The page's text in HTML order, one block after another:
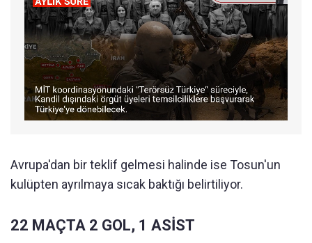
Avrupa'dan bir teklif gelmesi halinde ise Tosun'un
kulüpten ayrılmaya sıcak baktığı belirtiliyor.
22 MAÇTA 2 GOL, 1 ASİST